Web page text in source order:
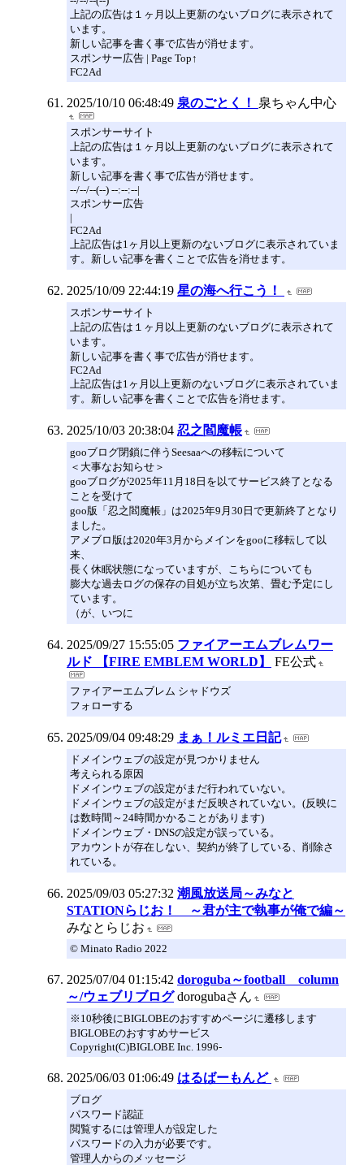
上記の広告は１ヶ月以上更新のないブログに表示されて
います。
新しい記事を書く事で広告が消せます。
スポンサー広告 | Page Top↑
FC2Ad
2025/10/10 06:48:49 泉のごとく！ 泉ちゃん中心
スポンサーサイト
上記の広告は１ヶ月以上更新のないブログに表示されて
います。
新しい記事を書く事で広告が消せます。
--/--/--(--) --:--:--|
スポンサー広告
|
FC2Ad
上記広告は1ヶ月以上更新のないブログに表示されていま
す。新しい記事を書くことで広告を消せます。
2025/10/09 22:44:19 星の海へ行こう！
スポンサーサイト
上記の広告は１ヶ月以上更新のないブログに表示されて
います。
新しい記事を書く事で広告が消せます。
FC2Ad
上記広告は1ヶ月以上更新のないブログに表示されていま
す。新しい記事を書くことで広告を消せます。
2025/10/03 20:38:04 忍之閻魔帳
gooブログ閉鎖に伴うSeesaaへの移転について
＜大事なお知らせ＞
gooブログが2025年11月18日を以てサービス終了となる
ことを受けて
goo版「忍之閻魔帳」は2025年9月30日で更新終了となり
ました。
アメブロ版は2020年3月からメインをgooに移転して以
来、
長く休眠状態になっていますが、こちらについても
膨大な過去ログの保存の目処が立ち次第、畳む予定にし
ています。
（が、いつに
2025/09/27 15:55:05 ファイアーエムブレムワー
ルド 【FIRE EMBLEM WORLD】
FE公式
ファイアーエムブレム シャドウズ
フォローする
2025/09/04 09:48:29 まぁ！ルミエ日記
ドメインウェブの設定が見つかりません
考えられる原因
ドメインウェブの設定がまだ行われていない。
ドメインウェブの設定がまだ反映されていない。(反映に
は数時間～24時間かかることがあります)
ドメインウェブ・DNSの設定が誤っている。
アカウントが存在しない、契約が終了している、削除さ
れている。
2025/09/03 05:27:32 潮風放送局～みなと
STATIONらじお！ ～君が主で執事が俺で編～
みなとらじお
© Minato Radio 2022
2025/07/04 01:15:42 doroguba～football column
～/ウェブリブログ dorogubaさん
※10秒後にBIGLOBEのおすすめページに遷移します
BIGLOBEのおすすめサービス
Copyright(C)BIGLOBE Inc. 1996-
2025/06/03 01:06:49 はるばーもんど
ブログ
パスワード認証
閲覧するには管理人が設定した
パスワードの入力が必要です。
管理人からのメッセージ